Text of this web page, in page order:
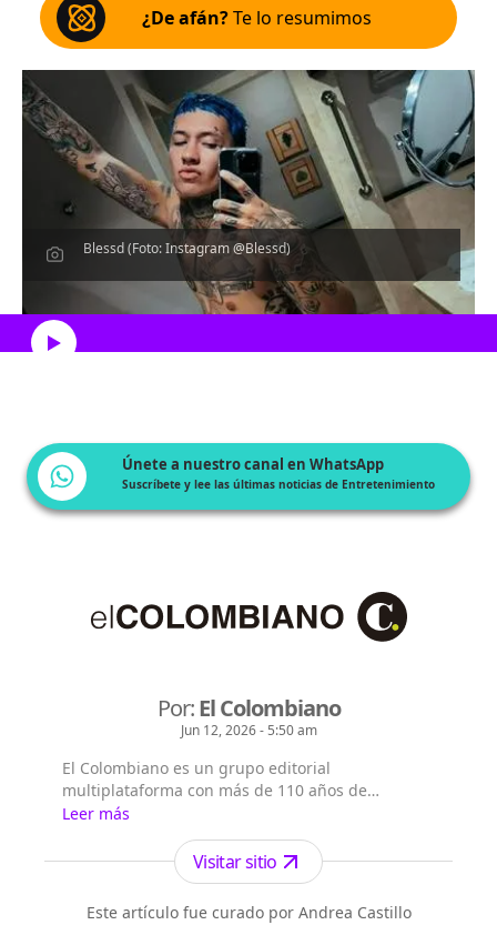
¿De afán?Te lo resumimos
Blessd (Foto: Instagram @Blessd)
Escucha el artículo
Únete a nuestro canal en WhatsApp
Suscríbete y lee las últimas noticias de Entretenimiento
Por:El Colombiano
Jun 12, 2026 - 5:50 am
El Colombiano es un grupo editorial
multiplataforma con más de 110 años de
existencia. Nació en la ciudad de Medellín en
Antioquia. Fundado el 6 de febrero de 1912 por
Francisco de Paula Pérez, se ha especializado en
la investigación y generación de contenidos
periodísticos para diferentes plataformas en las
que provee a las audiencias de piezas mult...
Leer más
Visitar sitio
Este artículo fue curado por Andrea Castillo